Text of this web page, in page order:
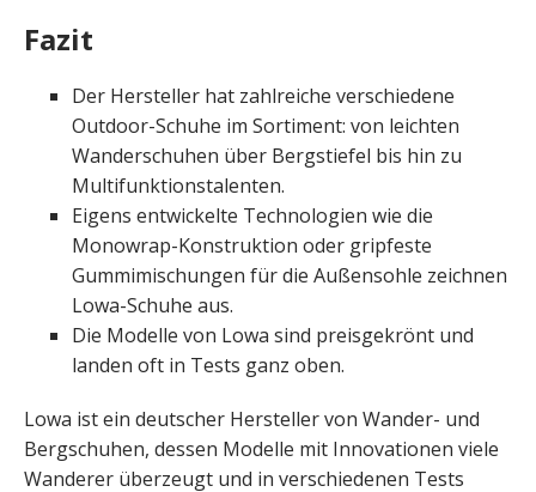
Fazit
Der Hersteller hat zahlreiche verschiedene
Outdoor-Schuhe im Sortiment: von leichten
Wanderschuhen über Bergstiefel bis hin zu
Multifunktionstalenten.
Eigens entwickelte Technologien wie die
Monowrap-Konstruktion oder gripfeste
Gummimischungen für die Außensohle zeichnen
Lowa-Schuhe aus.
Die Modelle von Lowa sind preisgekrönt und
landen oft in Tests ganz oben.
Lowa ist ein deutscher Hersteller von Wander- und
Bergschuhen, dessen Modelle mit Innovationen viele
Wanderer überzeugt und in verschiedenen Tests